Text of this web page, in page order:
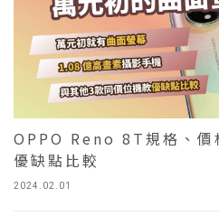
2024.02.01
OPPO Reno 8T規格、價
優缺點比較